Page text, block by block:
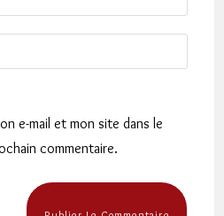
e-mail et mon site dans le
commentaire.